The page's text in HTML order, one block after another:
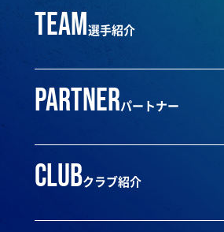
team選手紹介
partnerパートナー
clubクラブ紹介